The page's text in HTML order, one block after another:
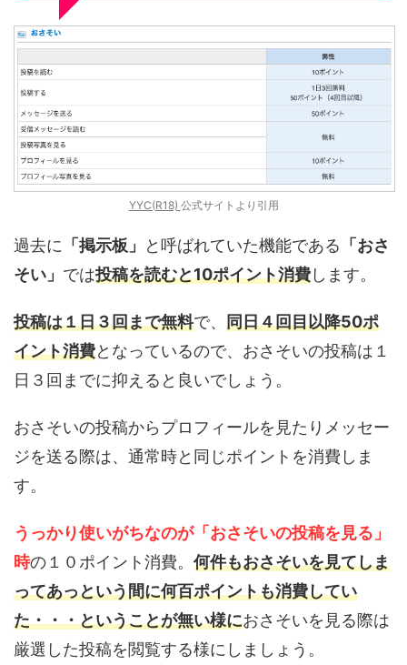
YYC(R18) 公式サイトより引用
過去に 「掲示板」 と呼ばれていた機能である 「おさ
そい」 では投稿を読むと10ポイント消費します。
投稿は１日３回まで無料で、 同日４回目以降50ポ
イント消費となっているので、おさそいの投稿は１
日３回までに抑えると良いでしょう。
おさそいの投稿からプロフィールを見たりメッセー
ジを送る際は、通常時と同じポイントを消費しま
す。
うっかり使いがちなのが「おさそいの投稿を見る」
時の１０ポイント消費。 何件もおさそいを見てしま
ってあっという間に何百ポイントも消費してい
た・・・ということが無い様におさそいを見る際は
厳選した投稿を閲覧する様にしましょう。